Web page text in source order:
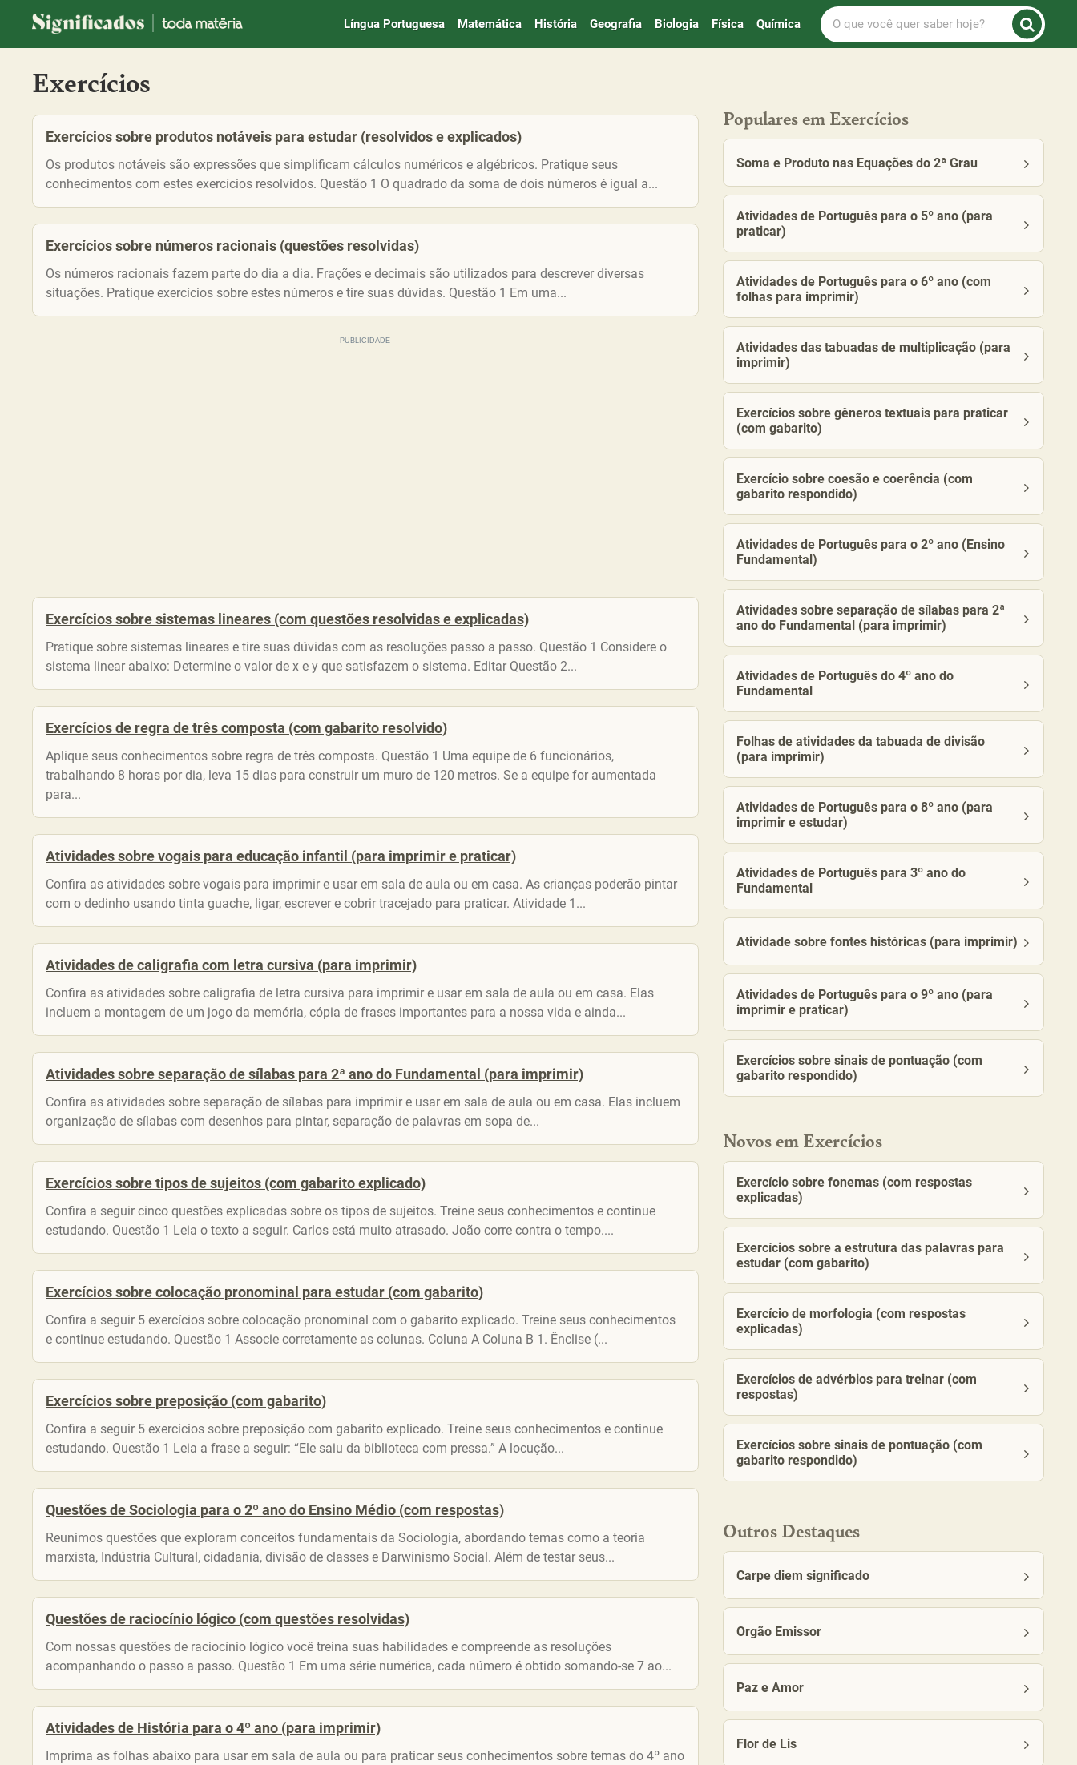
Significados
Língua Portuguesa Matemática História Geografia Biologia Física Química
O
que
você
hoje?
Exercícios
Exercícios sobre produtos notáveis para estudar (resolvidos e explicados)
Os produtos notáveis são expressões que simplificam cálculos numéricos e algébricos. Pratique seus
conhecimentos com estes exercícios resolvidos. Questão 1 O quadrado da soma de dois números é igual a...
Exercícios sobre números racionais (questões resolvidas)
Os números racionais fazem parte do dia a dia. Frações e decimais são utilizados para descrever diversas
situações. Pratique exercícios sobre estes números e tire suas dúvidas. Questão 1 Em uma...
Exercícios sobre sistemas lineares (com questões resolvidas e explicadas)
Pratique sobre sistemas lineares e tire suas dúvidas com as resoluções passo a passo. Questão 1 Considere o
sistema linear abaixo: Determine o valor de x e y que satisfazem o sistema. Editar Questão 2...
Exercícios de regra de três composta (com gabarito resolvido)
Aplique seus conhecimentos sobre regra de três composta. Questão 1 Uma equipe de 6 funcionários,
trabalhando 8 horas por dia, leva 15 dias para construir um muro de 120 metros. Se a equipe for aumentada
para...
Atividades sobre vogais para educação infantil (para imprimir e praticar)
Confira as atividades sobre vogais para imprimir e usar em sala de aula ou em casa. As crianças poderão pintar
com o dedinho usando tinta guache, ligar, escrever e cobrir tracejado para praticar. Atividade 1...
Atividades de caligrafia com letra cursiva (para imprimir)
Confira as atividades sobre caligrafia de letra cursiva para imprimir e usar em sala de aula ou em casa. Elas
incluem a montagem de um jogo da memória, cópia de frases importantes para a nossa vida e ainda...
Atividades sobre separação de sílabas para 2ª ano do Fundamental (para imprimir)
Confira as atividades sobre separação de sílabas para imprimir e usar em sala de aula ou em casa. Elas incluem
organização de sílabas com desenhos para pintar, separação de palavras em sopa de...
Exercícios sobre tipos de sujeitos (com gabarito explicado)
Confira a seguir cinco questões explicadas sobre os tipos de sujeitos. Treine seus conhecimentos e continue
estudando. Questão 1 Leia o texto a seguir. Carlos está muito atrasado. João corre contra o tempo....
Exercícios sobre colocação pronominal para estudar (com gabarito)
Confira a seguir 5 exercícios sobre colocação pronominal com o gabarito explicado. Treine seus conhecimentos
e continue estudando. Questão 1 Associe corretamente as colunas. Coluna A Coluna B 1. Ênclise (...
Exercícios sobre preposição (com gabarito)
Confira a seguir 5 exercícios sobre preposição com gabarito explicado. Treine seus conhecimentos e continue
estudando. Questão 1 Leia a frase a seguir: “Ele saiu da biblioteca com pressa.” A locução...
Questões de Sociologia para o 2º ano do Ensino Médio (com respostas)
Reunimos questões que exploram conceitos fundamentais da Sociologia, abordando temas como a teoria
marxista, Indústria Cultural, cidadania, divisão de classes e Darwinismo Social. Além de testar seus...
Questões de raciocínio lógico (com questões resolvidas)
Com nossas questões de raciocínio lógico você treina suas habilidades e compreende as resoluções
acompanhando o passo a passo. Questão 1 Em uma série numérica, cada número é obtido somando-se 7 ao...
Atividades de História para o 4º ano (para imprimir)
Imprima as folhas abaixo para usar em sala de aula ou para praticar seus conhecimentos sobre temas do 4º ano
Populares em Exercícios
Soma e Produto nas Equações do 2ª Grau
Atividades de Português para o 5º ano (para
praticar)
Atividades de Português para o 6º ano (com
folhas para imprimir)
Atividades das tabuadas de multiplicação (para
imprimir)
Exercícios sobre gêneros textuais para praticar
(com gabarito)
Exercício sobre coesão e coerência (com
gabarito respondido)
Atividades de Português para o 2º ano (Ensino
Fundamental)
Atividades sobre separação de sílabas para 2ª
ano do Fundamental (para imprimir)
Atividades de Português do 4º ano do
Fundamental
Folhas de atividades da tabuada de divisão
(para imprimir)
Atividades de Português para o 8º ano (para
imprimir e estudar)
Atividades de Português para 3º ano do
Fundamental
Atividade sobre fontes históricas (para imprimir)
Atividades de Português para o 9º ano (para
imprimir e praticar)
Exercícios sobre sinais de pontuação (com
gabarito respondido)
Novos em Exercícios
Exercício sobre fonemas (com respostas
explicadas)
Exercícios sobre a estrutura das palavras para
estudar (com gabarito)
Exercício de morfologia (com respostas
explicadas)
Exercícios de advérbios para treinar (com
respostas)
Exercícios sobre sinais de pontuação (com
gabarito respondido)
Outros Destaques
Carpe diem significado
Orgão Emissor
Paz e Amor
Flor de Lis